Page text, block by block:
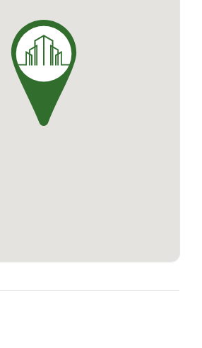
assurer votre confort au
le parking et les ascenseurs.
a été conçu pour offrir un
une qualité de vie
une distribution optimale de